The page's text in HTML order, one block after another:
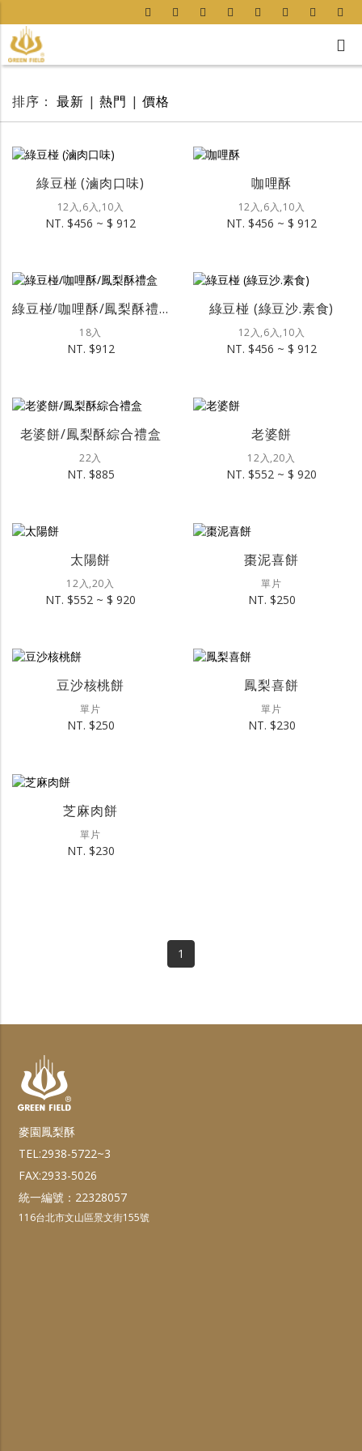
排序：最新 |熱門 |價格
綠豆椪 (滷肉口味)
12入,6入,10入
NT. $456 ~ $ 912
咖哩酥
12入,6入,10入
NT. $456 ~ $ 912
綠豆椪/咖哩酥/鳳梨酥禮盒
18入
NT. $912
綠豆椪 (綠豆沙.素食)
12入,6入,10入
NT. $456 ~ $ 912
老婆餅/鳳梨酥綜合禮盒
22入
NT. $885
老婆餅
12入,20入
NT. $552 ~ $ 920
太陽餅
12入,20入
NT. $552 ~ $ 920
棗泥喜餅
單片
NT. $250
豆沙核桃餅
單片
NT. $250
鳳梨喜餅
單片
NT. $230
芝麻肉餅
單片
NT. $230
1
麥園鳳梨酥
TEL:2938-5722~3
FAX:2933-5026
統一編號：22328057
116台北市文山區景文街155號